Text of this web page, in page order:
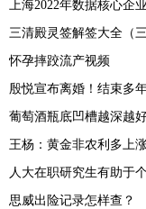
上海2022年数据核心企
三清殿灵签解签大全（三
怀孕摔跤流产视频
殷悦宣布离婚！结束多
葡萄酒瓶底凹槽越深越
王杨：黄金非农利多上
人大在职研究生有助于
思威出险记录怎样查？